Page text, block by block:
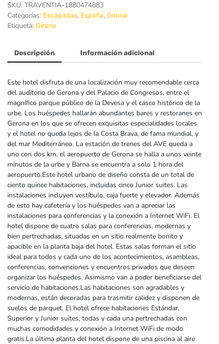
SKU: TRAVENTIA-1880474883
Categorías: Escapadas, España, Girona
Etiqueta: Girona
Descripción Información adicional
Este hotel disfruta de una localización muy recomendable cerca
del auditorio de Gerona y del Palacio de Congresos, entre el
magnífico parque público de la Devesa y el casco histórico de la
urbe. Los huéspedes hallarán abundantes bares y restoranes en
Gerona en los que se ofrecen exquisitas especialidades locales
y el hotel no queda lejos de la Costa Brava, de fama mundial, y
del mar Mediterráneo. La estación de trenes del AVE queda a
uno con dos km, el aeropuerto de Gerona se halla a unos veinte
minutos de la urbe y Barna se encuentra a solo 1 hora del
aeropuerto.Este hotel urbano de diseño consta de un total de
ciento quince habitaciones, incluidas cinco Junior suites. Las
instalaciones incluyen vestíbulo, caja fuerte y elevador. Además
de esto hay cafetería y los huéspedes van a apreciar las
instalaciones para conferencias y la conexión a Internet WiFi. El
hotel dispone de cuatro salas para conferencias, modernas y
bien pertrechadas, situadas en un sitio realmente bonito y
apacible en la planta baja del hotel. Estas salas forman el sitio
ideal para todos y cada uno de los acontecimientos, asambleas,
conferencias, convenciones y encuentros privados que deseen
organizar los huéspedes. Asimismo van a poder beneficiarse del
servicio de habitaciones.Las habitaciones son agradables y
modernas, están decoradas para trasmitir calidez y disponen de
suelos de parquet. El hotel ofrece habitaciones Estándar,
Superior y Junior suites, todas y cada una pertrechadas con
muchas comodidades y conexión a Internet WiFi de modo
gratis.La última planta del hotel dispone de una piscina al aire